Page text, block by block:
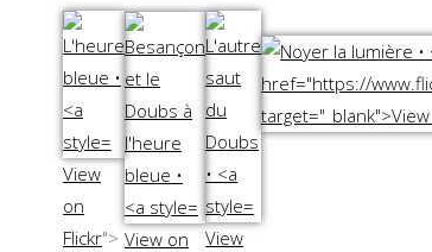
View
on
Flickr"> View on
View